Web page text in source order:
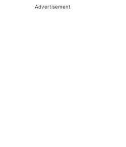
Advertisement